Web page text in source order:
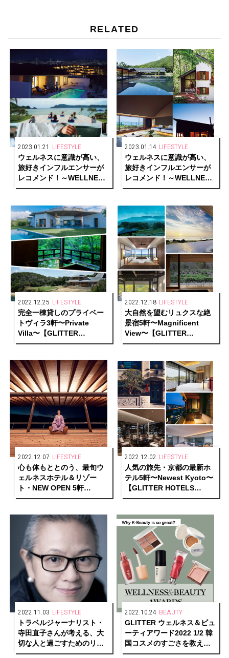
RELATED
2023.01.21 LIFESTYLE
ウェルネスに意識が高い、
旅好きインフルエンサーが
レコメンド！～WELLNESS
PERSON SELECTIONS～
AWARDS 2022 1/2】
2023.01.14 LIFESTYLE
ウェルネスに意識が高い、
旅好きインフルエンサーが
レコメンド！～WELLNESS
PERSON SELECTIONS～
AWARDS 2022 1/2】
2022.12.25 LIFESTYLE
完全一棟貸しのプライベー
トヴィラ3軒〜Private
Villa〜【GLITTER
HOTELS AWARDS 2022
2022.12.18 LIFESTYLE
大自然を望むリュクスな絶
景宿5軒〜Magnificent
View〜【GLITTER
HOTELS AWARDS 2022
2022.12.07 LIFESTYLE
心も体もととのう、最旬ウ
ェルネスホテル＆リゾー
ト・NEW OPEN 5軒
【GLITTER HOTELS
2022.12.02 LIFESTYLE
人気の旅先・京都の最新ホ
テル5軒〜Newest Kyoto〜
【GLITTER HOTELS
AWARDS 2022 1/2】
2022.11.03 LIFESTYLE
トラベルジャーナリスト・
寺田直子さんが考える、大
切な人と過ごすためのリュ
クスなお宿とは【GLITTER
2022.10.24 BEAUTY
GLITTER ウェルネス＆ビュ
ーティアワード2022 1/2 韓
国コスメのすごさを教え
て！〜Why K-Beauty is so